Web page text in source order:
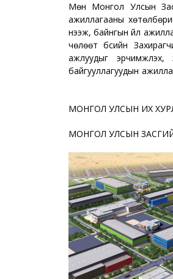
Мөн Монгол Улсын
ажиллагааны
нээж, байнгын үйл
чөлөөт бүсийн
ажлуудыг
байгууллагуудын
МОНГОЛ УЛСЫН ИХ
МОНГОЛ УЛСЫН